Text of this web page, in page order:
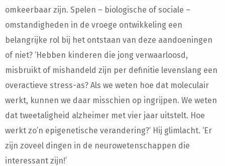
omkeerbaar zijn. Spelen – biologische of sociale –
omstandigheden in de vroege ontwikkeling een
belangrijke rol bij het ontstaan van deze aandoeningen
of niet? ‘Hebben kinderen die jong verwaarloosd,
misbruikt of mishandeld zijn per definitie levenslang een
overactieve stress-as? Als we weten hoe dat moleculair
werkt, kunnen we daar misschien op ingrijpen. We weten
dat tweetaligheid alzheimer met vier jaar uitstelt. Hoe
werkt zo’n epigenetische verandering?’ Hij glimlacht. ‘Er
zijn zoveel dingen in de neurowetenschappen die
interessant zijn!’